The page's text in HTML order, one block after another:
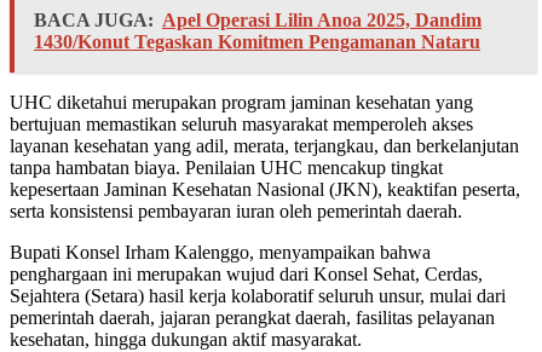
BACA JUGA: Apel Operasi Lilin Anoa 2025, Dandim
1430/Konut Tegaskan Komitmen Pengamanan Nataru
UHC diketahui merupakan program jaminan kesehatan yang
bertujuan memastikan seluruh masyarakat memperoleh akses
layanan kesehatan yang adil, merata, terjangkau, dan berkelanjutan
tanpa hambatan biaya. Penilaian UHC mencakup tingkat
kepesertaan Jaminan Kesehatan Nasional (JKN), keaktifan peserta,
serta konsistensi pembayaran iuran oleh pemerintah daerah.
Bupati Konsel Irham Kalenggo, menyampaikan bahwa
penghargaan ini merupakan wujud dari Konsel Sehat, Cerdas,
Sejahtera (Setara) hasil kerja kolaboratif seluruh unsur, mulai dari
pemerintah daerah, jajaran perangkat daerah, fasilitas pelayanan
kesehatan, hingga dukungan aktif masyarakat.